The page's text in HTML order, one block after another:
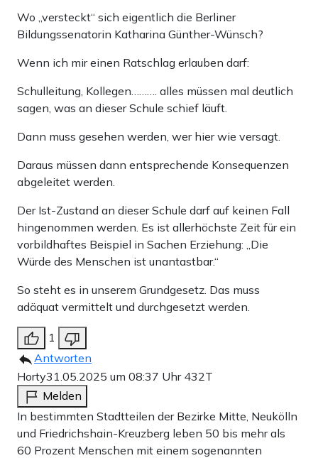
Wo „versteckt“ sich eigentlich die Berliner
Bildungssenatorin Katharina Günther-Wünsch?
Wenn ich mir einen Ratschlag erlauben darf:
Schulleitung, Kollegen………. alles müssen mal deutlich
sagen, was an dieser Schule schief läuft.
Dann muss gesehen werden, wer hier wie versagt.
Daraus müssen dann entsprechende Konsequenzen
abgeleitet werden.
Der Ist-Zustand an dieser Schule darf auf keinen Fall
hingenommen werden. Es ist allerhöchste Zeit für ein
vorbildhaftes Beispiel in Sachen Erziehung: „Die
Würde des Menschen ist unantastbar.“
So steht es in unserem Grundgesetz. Das muss
adäquat vermittelt und durchgesetzt werden.
1
Antworten
Horty31.05.2025 um 08:37 Uhr 432T
Melden
In bestimmten Stadtteilen der Bezirke Mitte, Neukölln
und Friedrichshain-Kreuzberg leben 50 bis mehr als
60 Prozent Menschen mit einem sogenannten